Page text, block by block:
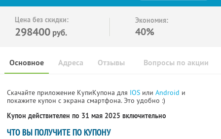
Цена без скидки:
298400 руб.
Экономия:
40%
Основное Отзывы Вопросы по акции
Адреса
Скачайте приложение КупиКупона для IOS или Android и
покажите купон с экрана смартфона. Это удобно :)
Купон действителен по 31 мая 2025 включительно
ЧТО ВЫ ПОЛУЧИТЕ ПО КУПОНУ